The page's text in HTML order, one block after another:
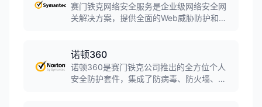
赛门铁克网络安全服务是企业级网络安全网
关解决方案，提供全面的Web威胁防护和上
企业保护网络安全，管控员工上网行为，满
足合规要求。
诺顿360
诺顿360是赛门铁克公司推出的全方位个人
安全防护套件，集成了防病毒、防火墙、